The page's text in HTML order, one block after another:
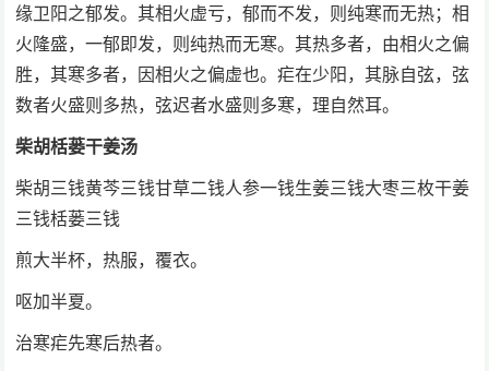
缘卫阳之郁发。其相火虚亏，郁而不发，则纯寒而无热；相
火隆盛，一郁即发，则纯热而无寒。其热多者，由相火之偏
胜，其寒多者，因相火之偏虚也。疟在少阳，其脉自弦，弦
数者火盛则多热，弦迟者水盛则多寒，理自然耳。
柴胡栝蒌干姜汤
柴胡三钱黄芩三钱甘草二钱人参一钱生姜三钱大枣三枚干姜
三钱栝蒌三钱
煎大半杯，热服，覆衣。
呕加半夏。
治寒疟先寒后热者。